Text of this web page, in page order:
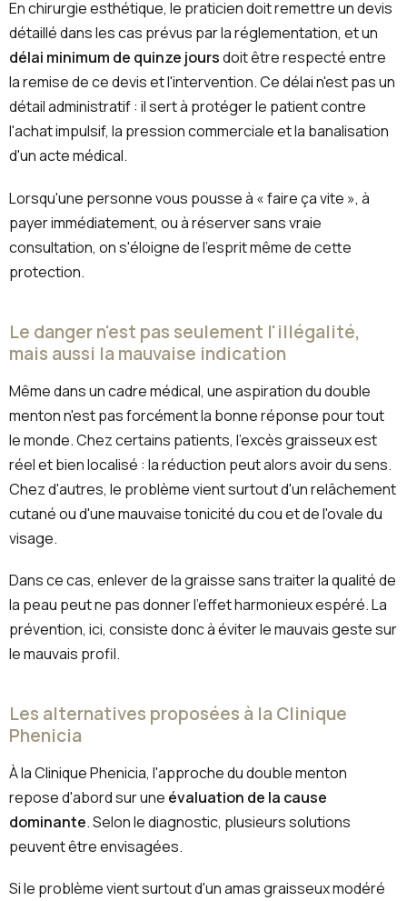
En chirurgie esthétique, le praticien doit remettre un devis
détaillé dans les cas prévus par la réglementation, et un
délai minimum de quinze joursdoit être respecté entre
la remise de ce devis et l'intervention. Ce délai n'est pas un
détail administratif : il sert à protéger le patient contre
l'achat impulsif, la pression commerciale et la banalisation
d'un acte médical.
Lorsqu'une personne vous pousse à « faire ça vite », à
payer immédiatement, ou à réserver sans vraie
consultation, on s'éloigne de l'esprit même de cette
protection.
Le danger n'est pas seulement l'illégalité,
mais aussi la mauvaise indication
Même dans un cadre médical, une aspiration du double
menton n'est pas forcément la bonne réponse pour tout
le monde. Chez certains patients, l'excès graisseux est
réel et bien localisé : la réduction peut alors avoir du sens.
Chez d'autres, le problème vient surtout d'un relâchement
cutané ou d'une mauvaise tonicité du cou et de l'ovale du
visage.
Dans ce cas, enlever de la graisse sans traiter la qualité de
la peau peut ne pas donner l'effet harmonieux espéré. La
prévention, ici, consiste donc à éviter le mauvais geste sur
le mauvais profil.
Les alternatives proposées à la Clinique
Phenicia
À la Clinique Phenicia, l'approche du double menton
repose d'abord sur une évaluation de la cause
dominante. Selon le diagnostic, plusieurs solutions
peuvent être envisagées.
Si le problème vient surtout d'un amas graisseux modéré